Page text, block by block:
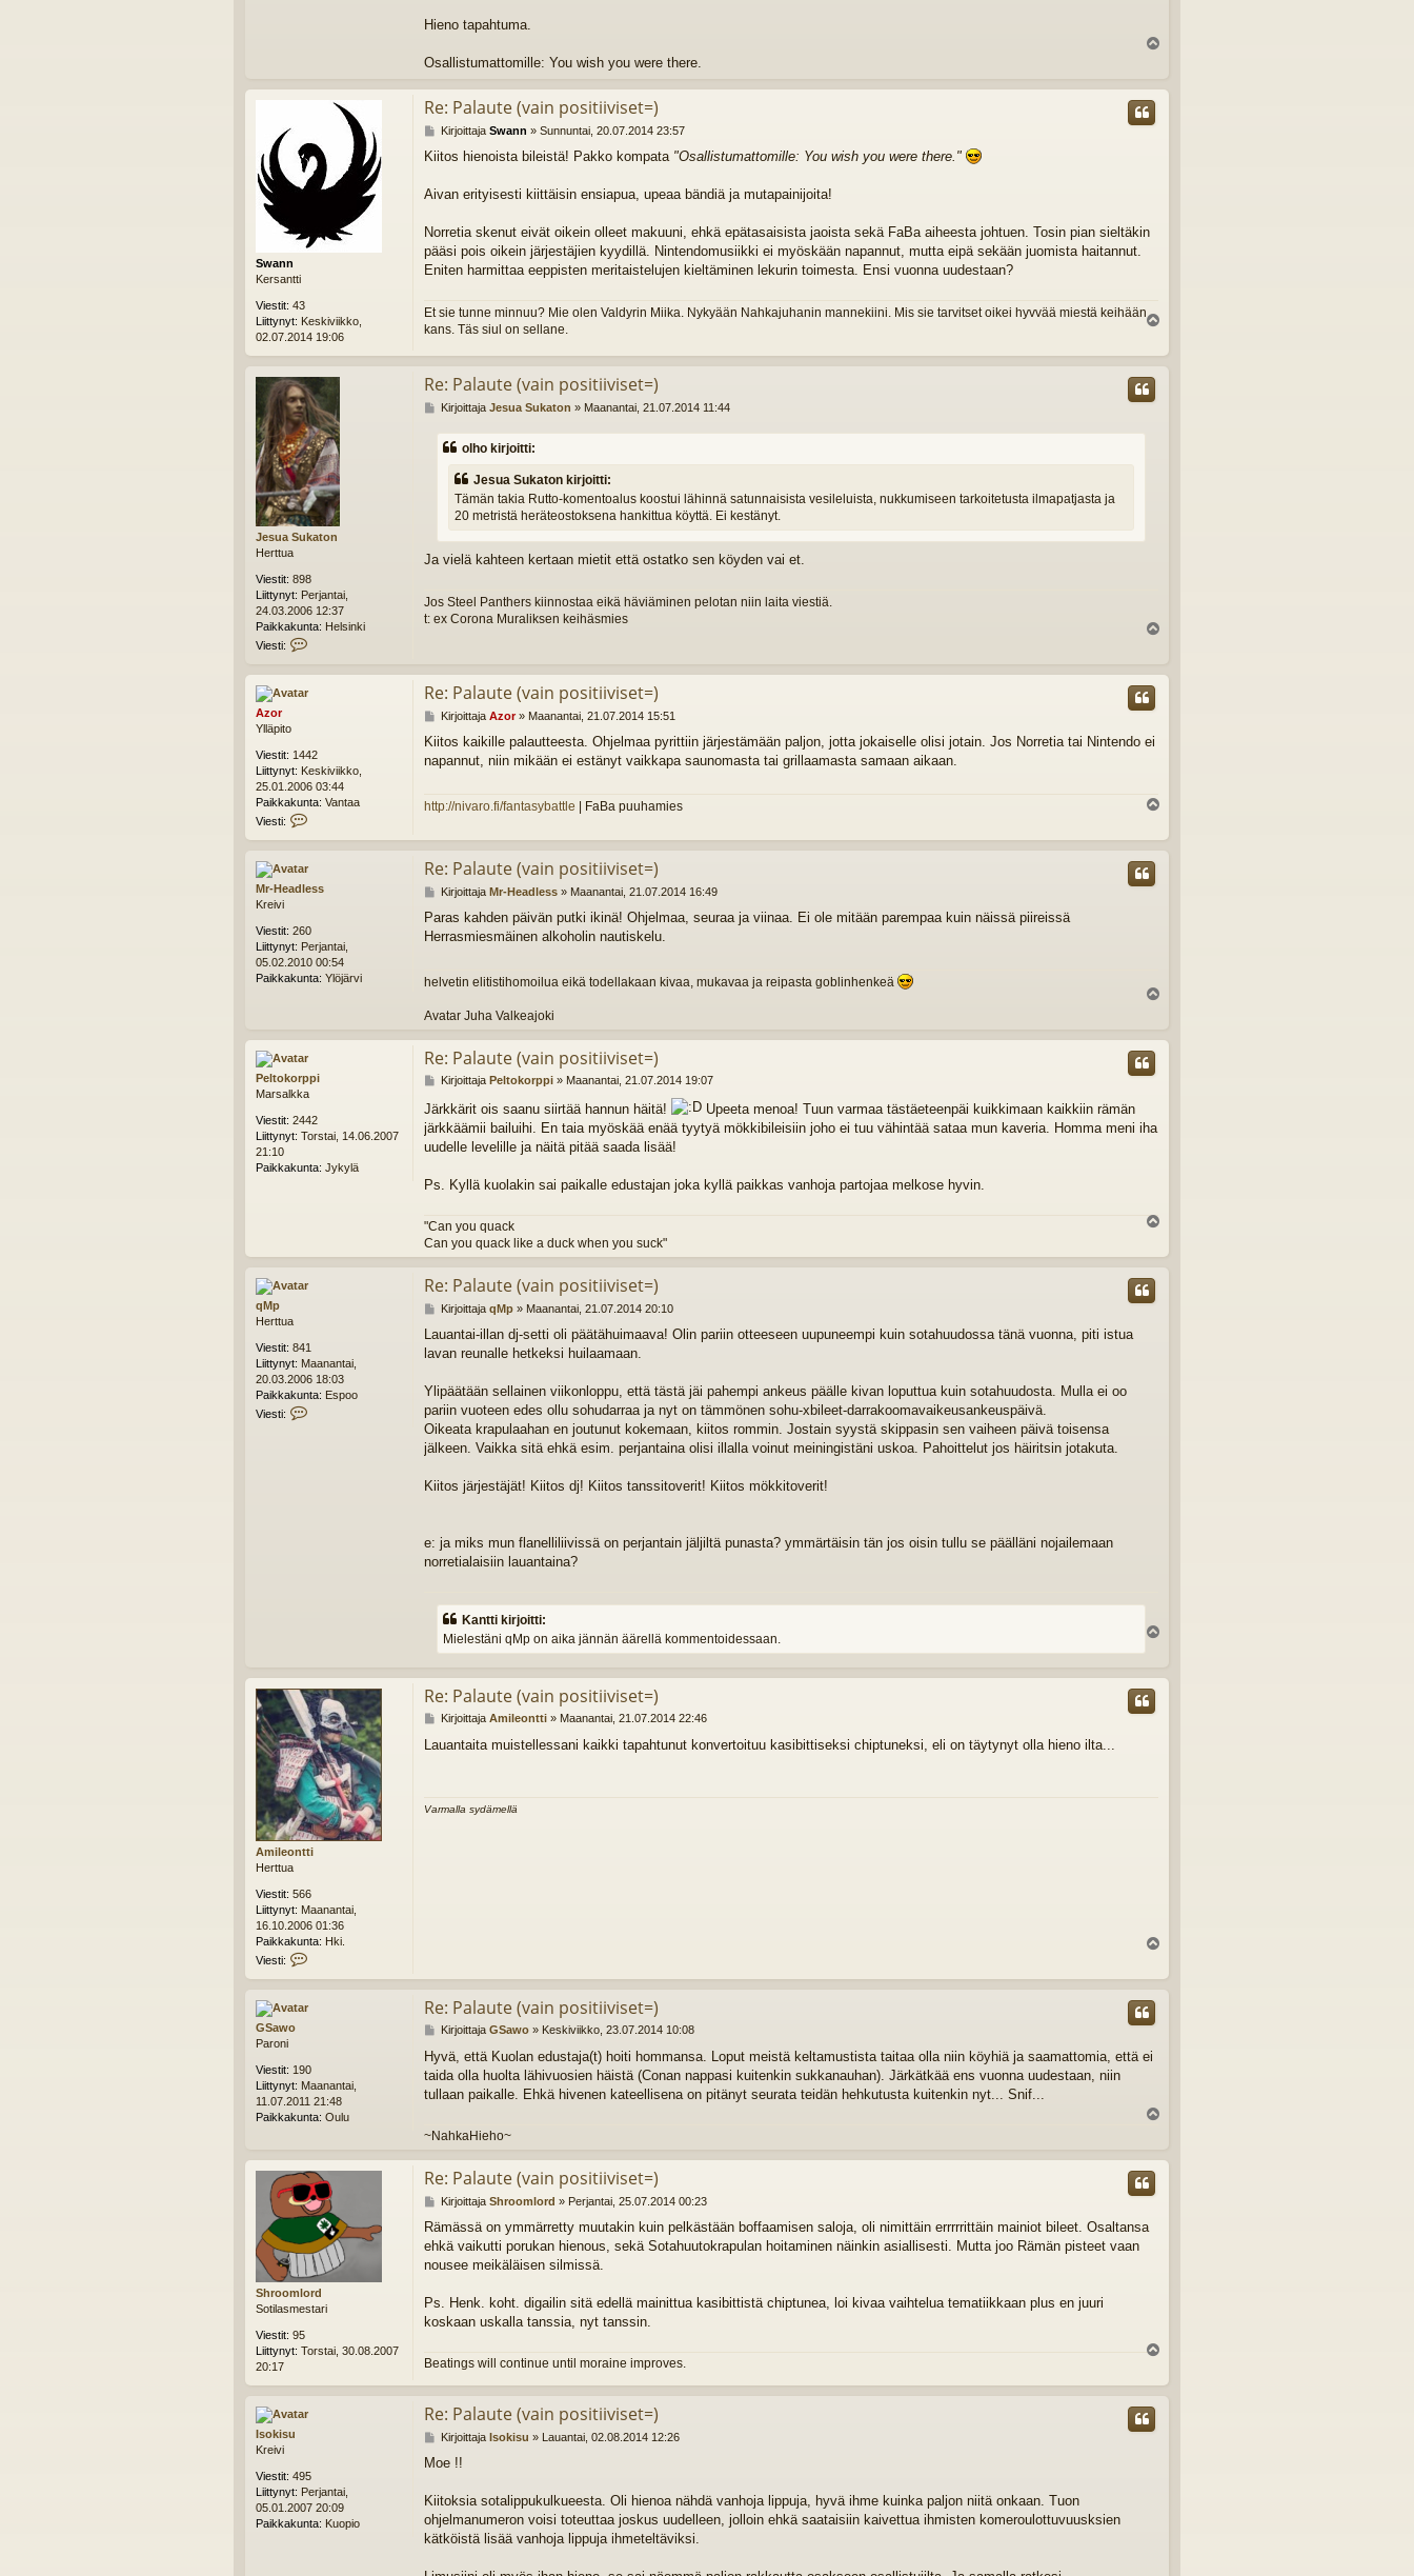
Hieno tapahtuma.
Osallistumattomille: You wish you were there.
s
Swann
Kersantti
Viestit: 43
Liittynyt: Keskiviikko,
02.07.2014 19:06
Re: Palaute (vain positiiviset=)
V
e
t
Kirjoittaja Swann » Sunnuntai, 20.07.2014 23:57
Kiitos hienoista bileistä! Pakko kompata "Osallistumattomille: You wish you were there."
Aivan erityisesti kiittäisin ensiapua, upeaa bändiä ja mutapainijoita!
Norretia skenut eivät oikein olleet makuuni, ehkä epätasaisista jaoista sekä FaBa aiheesta johtuen. Tosin pian sieltäkin
pääsi pois oikein järjestäjien kyydillä. Nintendomusiikki ei myöskään napannut, mutta eipä sekään juomista haitannut.
Eniten harmittaa eeppisten meritaistelujen kieltäminen lekurin toimesta. Ensi vuonna uudestaan?
Et sie tunne minnuu? Mie olen Valdyrin Miika. Nykyään Nahkajuhanin mannekiini. Mis sie tarvitset oikei hyvvää miestä keihään
kans. Täs siul on sellane.
ö
s
Jesua Sukaton
Herttua
Viestit: 898
Liittynyt: Perjantai,
24.03.2006 12:37
Paikkakunta: Helsinki
Viesti:
e
e
s
u
a
o
Re: Palaute (vain positiiviset=)
V
e
Kirjoittaja Jesua Sukaton » Maanantai, 21.07.2014 11:44
olho kirjoitti:
Jesua Sukaton kirjoitti:
Tämän takia Rutto-komentoalus koostui lähinnä satunnaisista vesileluista, nukkumiseen tarkoitetusta ilmapatjasta ja
20 metristä heräteostoksena hankittua köyttä. Ei kestänyt.
Ja vielä kahteen kertaan mietit että ostatko sen köyden vai et.
Jos Steel Panthers kiinnostaa eikä häviäminen pelotan niin laita viestiä.
t: ex Corona Muraliksen keihäsmies
s
Azor
Ylläpito
Viestit: 1442
Liittynyt: Keskiviikko,
25.01.2006 03:44
Paikkakunta: Vantaa
Viesti:
i
z
o
r
Re: Palaute (vain positiiviset=)
V
e
s
Kirjoittaja Azor» Maanantai, 21.07.2014 15:51
Kiitos kaikille palautteesta. Ohjelmaa pyrittiin järjestämään paljon, jotta jokaiselle olisi jotain. Jos Norretia tai Nintendo ei
napannut, niin mikään ei estänyt vaikkapa saunomasta tai grillaamasta samaan aikaan.
http://nivaro.fi/fantasybattle | FaBa puuhamies
ö
s
Mr-Headless
Kreivi
Viestit: 260
Liittynyt: Perjantai,
05.02.2010 00:54
Paikkakunta: Ylöjärvi
Re: Palaute (vain positiiviset=)
V
e
s
Kirjoittaja Mr-Headless» Maanantai, 21.07.2014 16:49
Paras kahden päivän putki ikinä! Ohjelmaa, seuraa ja viinaa. Ei ole mitään parempaa kuin näissä piireissä
Herrasmiesmäinen alkoholin nautiskelu.
helvetin elitistihomoilua eikä todellakaan kivaa, mukavaa ja reipasta goblinhenkeä
Avatar Juha Valkeajoki
s
Peltokorppi
Marsalkka
Viestit: 2442
Liittynyt: Torstai, 14.06.2007
21:10
Paikkakunta: Jykylä
Re: Palaute (vain positiiviset=)
V
e
s
t
Kirjoittaja Peltokorppi» Maanantai, 21.07.2014 19:07
Järkkärit ois saanu siirtää hannun häitä!
Upeeta menoa! Tuun varmaa tästäeteenpäi kuikkimaan kaikkiin rämän
järkkäämii bailuihi. En taia myöskää enää tyytyä mökkibileisiin joho ei tuu vähintää sataa mun kaveria. Homma meni iha
uudelle levelille ja näitä pitää saada lisää!
Ps. Kyllä kuolakin sai paikalle edustajan joka kyllä paikkas vanhoja partojaa melkose hyvin.
"Can you quack
Can you quack like a duck when you suck"
ö
s
qMp
Herttua
Viestit: 841
Liittynyt: Maanantai,
20.03.2006 18:03
Paikkakunta: Espoo
Viesti:
Re: Palaute (vain positiiviset=)
V
e
s
i
Kirjoittaja qMp» Maanantai, 21.07.2014 20:10
Lauantai-illan dj-setti oli päätähuimaava! Olin pariin otteeseen uupuneempi kuin sotahuudossa tänä vuonna, piti istua
lavan reunalle hetkeksi huilaamaan.
Ylipäätään sellainen viikonloppu, että tästä jäi pahempi ankeus päälle kivan loputtua kuin sotahuudosta. Mulla ei oo
pariin vuoteen edes ollu sohudarraa ja nyt on tämmönen sohu-xbileet-darrakoomavaikeusankeuspäivä.
Oikeata krapulaahan en joutunut kokemaan, kiitos rommin. Jostain syystä skippasin sen vaiheen päivä toisensa
jälkeen. Vaikka sitä ehkä esim. perjantaina olisi illalla voinut meiningistäni uskoa. Pahoittelut jos häiritsin jotakuta.
Kiitos järjestäjät! Kiitos dj! Kiitos tanssitoverit! Kiitos mökkitoverit!
e: ja miks mun flanelliliivissä on perjantain jäljiltä punasta? ymmärtäisin tän jos oisin tullu se päälläni nojailemaan
norretialaisiin lauantaina?
Kantti kirjoitti:
Mielestäni qMp on aika jännän äärellä kommentoidessaan.
s
Amileontti
Herttua
Viestit: 566
Liittynyt: Maanantai,
16.10.2006 01:36
Paikkakunta: Hki.
Viesti:
m
i
e
t
t
i
Re: Palaute (vain positiiviset=)
V
e
Kirjoittaja Amileontti» Maanantai, 21.07.2014 22:46
Lauantaita muistellessani kaikki tapahtunut konvertoituu kasibittiseksi chiptuneksi, eli on täytynyt olla hieno ilta...
Varmalla sydämellä
ö
s
GSawo
Paroni
Viestit: 190
Liittynyt: Maanantai,
11.07.2011 21:48
Paikkakunta: Oulu
Re: Palaute (vain positiiviset=)
V
e
s
t
Kirjoittaja GSawo» Keskiviikko, 23.07.2014 10:08
Hyvä, että Kuolan edustaja(t) hoiti hommansa. Loput meistä keltamustista taitaa olla niin köyhiä ja saamattomia, että ei
taida olla huolta lähivuosien häistä (Conan nappasi kuitenkin sukkanauhan). Järkätkää ens vuonna uudestaan, niin
tullaan paikalle. Ehkä hivenen kateellisena on pitänyt seurata teidän hehkutusta kuitenkin nyt... Snif...
~NahkaHieho~
s
Shroomlord
Sotilasmestari
Viestit: 95
Liittynyt: Torstai, 30.08.2007
20:17
Re: Palaute (vain positiiviset=)
V
e
s
t
Kirjoittaja Shroomlord » Perjantai, 25.07.2014 00:23
Rämässä on ymmärretty muutakin kuin pelkästään boffaamisen saloja, oli nimittäin errrrrittäin mainiot bileet. Osaltansa
ehkä vaikutti porukan hienous, sekä Sotahuutokrapulan hoitaminen näinkin asiallisesti. Mutta joo Rämän pisteet vaan
nousee meikäläisen silmissä.
Ps. Henk. koht. digailin sitä edellä mainittua kasibittistä chiptunea, loi kivaa vaihtelua tematiikkaan plus en juuri
koskaan uskalla tanssia, nyt tanssin.
Beatings will continue until moraine improves.
ö
s
Isokisu
Kreivi
Viestit: 495
Liittynyt: Perjantai,
05.01.2007 20:09
Paikkakunta: Kuopio
Re: Palaute (vain positiiviset=)
V
e
t
i
Kirjoittaja Isokisu » Lauantai, 02.08.2014 12:26
Moe !!
Kiitoksia sotalippukulkueesta. Oli hienoa nähdä vanhoja lippuja, hyvä ihme kuinka paljon niitä onkaan. Tuon
ohjelmanumeron voisi toteuttaa joskus uudelleen, jolloin ehkä saataisiin kaivettua ihmisten komeroulottuvuusksien
kätköistä lisää vanhoja lippuja ihmeteltäviksi.